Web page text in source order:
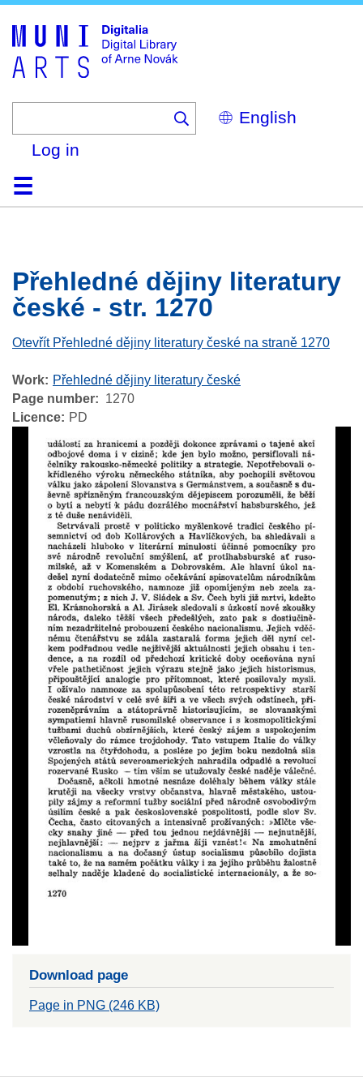
Select
your
Log in
HomeBrowse
Search
About
HelpContactDigitalia
Přehledné dějiny literatury
české - str. 1270
Otevřít Přehledné dějiny literatury české na straně 1270
Work
Přehledné dějiny literatury české
Page number
1270
Licence
PD
Download page
Page in PNG (246 KB)